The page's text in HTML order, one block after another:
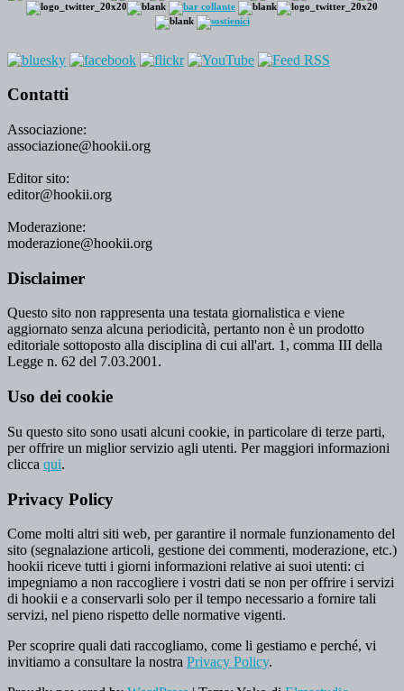
Contatti
Associazione:
associazione@hookii.org
Editor sito:
editor@hookii.org
Moderazione:
moderazione@hookii.org
Disclaimer
Questo sito non rappresenta una testata giornalistica e viene
aggiornato senza alcuna periodicità, pertanto non è un prodotto
editoriale sottoposto alla disciplina di cui all'art. 1, comma III della
Legge n. 62 del 7.03.2001.
Uso dei cookie
Su questo sito sono usati alcuni cookie, in particolare di terze parti,
per offrire un miglior servizio agli utenti. Per maggiori informazioni
clicca qui.
Privacy Policy
Come molti altri siti web, per garantire il normale funzionamento del
sito (segnalazione articoli, gestione dei commenti, moderazione, etc.)
hookii riceve tutti i giorni informazioni relative ai suoi utenti: ci
impegniamo a non raccogliere i vostri dati se non per offrire i servizi
di hookii e a conservarli solo per il tempo necessario a fornire tali
servizi, nel pieno rispetto delle normative vigenti.
Per scoprire quali dati raccogliamo, come li gestiamo e perché, vi
invitiamo a consultare la nostra Privacy Policy.